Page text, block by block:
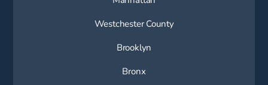
Westchester County
Brooklyn
Bronx